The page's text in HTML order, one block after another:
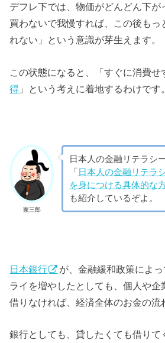
デフレ下では、物価がどんどん下が
買わないで我慢すれば、この後もっ
れない」という意識が芽生えます。
この状態になると、「すぐに消費せ
得 」という考えに着地するわけです。
家三郎
日本人の金融リテラシ
「 日本人の金融リテラ
を身につける具体的な
も紹介しているぞよ。
日本銀行
が、金融緩和政策によ
ライを増やしたとしても、個人や企
借りなければ、経済全体のお金の流
銀行としても、貸したくても借りて